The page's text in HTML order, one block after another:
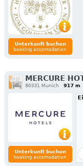
Unterkunft buchen
booking accomodation
MERCURE
80331 Munich 917 m
Unterkunft buchen
booking accomodation